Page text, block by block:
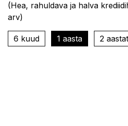
(Hea, rahuldava ja halva
arv)
6 kuud 1 aasta 2 aastat